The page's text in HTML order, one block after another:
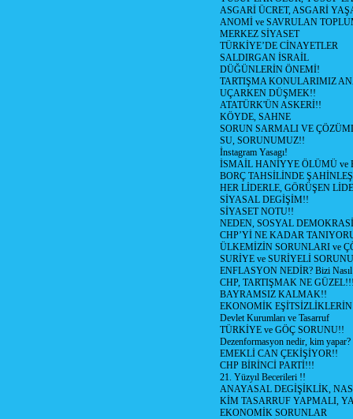
ASGARİ ÜCRET, ASGARİ
ANOMİ ve SAVRULAN
MERKEZ SİYASET
TÜRKİYE’DE CİNAYETLER
SALDIRGAN İSRAİL
DÜĞÜNLERİN ÖNEMİ!
TARTIŞMA KONULARIMIZ
UÇARKEN DÜŞMEK!!
ATATÜRK'ÜN ASKERİ!!
KÖYDE, SAHNE
SORUN SARMALI VE
SU, SORUNUMUZ!!
İnstagram Yasagı!
İSMAİL HANİYYE ÖLÜMÜ ve
BORÇ TAHSİLİNDE
HER LİDERLE, GÖRÜŞEN
SİYASAL DEGİŞİM!!
SİYASET NOTU!!
NEDEN, SOSYAL
CHP’Yİ NE KADAR
ÜLKEMİZİN SORUNLARI ve
SURİYE ve SURİYELİ
ENFLASYON NEDİR? Bizi
CHP, TARTIŞMAK NE
BAYRAMSIZ KALMAK!!
EKONOMİK
Devlet Kurumları ve Tasarruf
TÜRKİYE ve GÖÇ SORUNU!!
Dezenformasyon nedir, kim yapar?
EMEKLİ CAN ÇEKİŞİYOR!!
CHP BİRİNCİ PARTİ!!!
21. Yüzyıl Becerileri !!
ANAYASAL DEGİŞİKLİK,
KİM TASARRUF YAPMALI,
EKONOMİK SORUNLAR